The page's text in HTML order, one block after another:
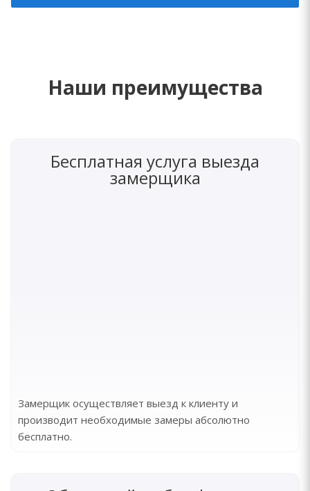
Наши преимущества
Бесплатная услуга выезда
замерщика
Замерщик осуществляет выезд к клиенту и
производит необходимые замеры абсолютно
бесплатно.